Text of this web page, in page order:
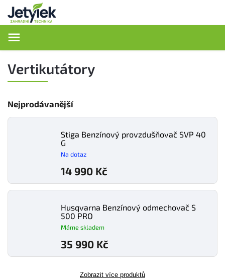
Vertikutátory
Nejprodávanější
Stiga Benzínový provzdušňovač SVP 40
G
Na dotaz
14 990 Kč
Husqvarna Benzínový odmechovač S
500 PRO
Máme skladem
35 990 Kč
Zobrazit více produktů